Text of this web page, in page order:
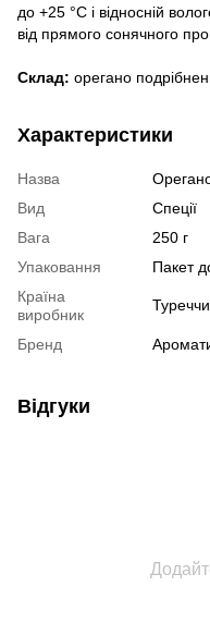
до +25 °C і відносній
від прямого сонячного
Склад: орегано
Характеристики
Назва
Вид
Спеції
Вага
250 г
Упаковання
Пакет
Країна
виробник
Бренд
Відгуки